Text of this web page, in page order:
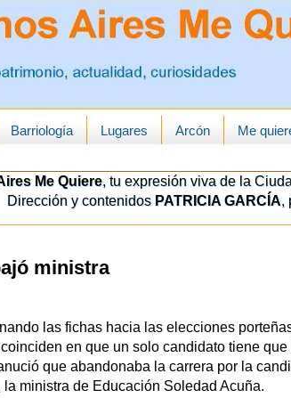
Barriología Lugares Arcón Me
Me Quiere, tu expresión viva de la
Dirección y contenidos PATRICIA GARCÍA,
ministra
las fichas hacia las elecciones
en que un solo candidato tiene
que abandonaba la carrera por la
la ministra de Educación Soledad Acuña.